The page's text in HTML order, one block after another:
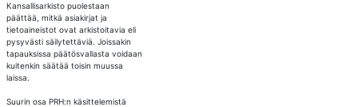
Kansallisarkisto puolestaan
päättää, mitkä asiakirjat ja
tietoaineistot ovat arkistoitavia eli
pysyvästi säilytettäviä. Joissakin
tapauksissa päätösvallasta voidaan
kuitenkin säätää toisin muussa
laissa.
Suurin osa PRH:n käsittelemistä